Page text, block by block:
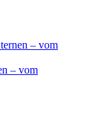
– vom
– vom